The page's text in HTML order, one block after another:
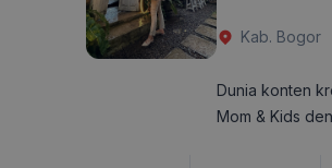
Kab. Bogor
Dunia konten
Mom & Kids